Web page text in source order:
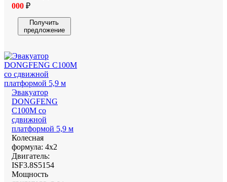
000 ₽
Получить
предложение
Эвакуатор
DONGFENG
С100M со
сдвижной
платформой 5,9 м
Колесная
формула: 4х2
Двигатель:
ISF3.8S5154
Мощность